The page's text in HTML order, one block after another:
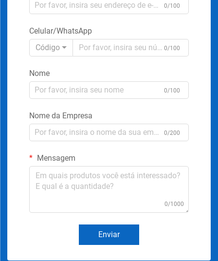
0/100
Celular/WhatsApp
Código
0/100
Nome
0/100
Nome da Empresa
0/200
Mensagem
0/1000
Enviar